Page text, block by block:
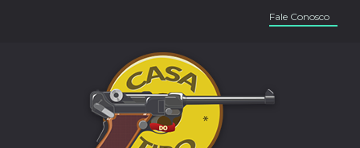
Fale Conosco